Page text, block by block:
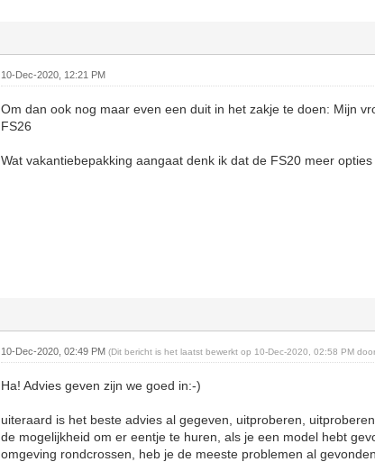
10-Dec-2020, 12:21 PM
Om dan ook nog maar even een duit in het zakje te doen: Mijn
FS26
Wat vakantiebepakking aangaat denk ik dat de FS20 meer
10-Dec-2020, 02:49 PM(Dit bericht is het laatst bewerkt op 10-Dec-2020, 02:58 PM door
Ha! Advies geven zijn we goed in:-)
uiteraard is het beste advies al gegeven, uitproberen,
de mogelijkheid om er eentje te huren, als je een model hebt
omgeving rondcrossen, heb je de meeste problemen al